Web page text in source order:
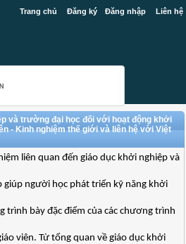
Trang chủ Đăng ký Đăng nhập Liên hệ
và trường đại học đối với hoạt động khởi
- Kinh nghiệm thế giới và liên hệ với Việt
liên quan đến giáo dục khởi nghiệp và
giúp người học phát triển kỹ năng khởi
trình bày đặc điểm của các chương trình
viên. Từ tổng quan về giáo dục khởi